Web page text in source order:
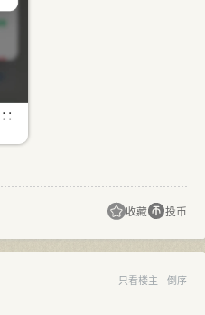
收藏 投币
只看楼主 倒序